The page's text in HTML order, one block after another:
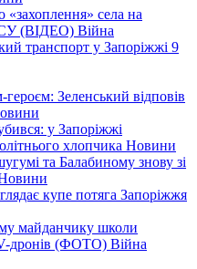
«захоплення» села на
(ВІДЕО) Війна
транспорт у Запоріжжі 9
Зеленський відповів
у Запоріжжі
хлопчика Новини
та Балабиному знову зі
купе потяга Запоріжжя
майданчику школи
дронів (ФОТО) Війна